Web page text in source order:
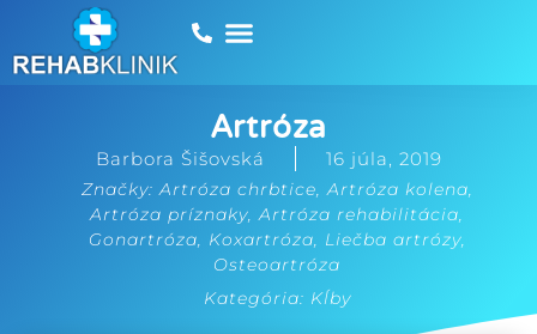
Artróza
Barbora Šišovská 16 júla, 2019
Značky:Artróza chrbtice,Artróza kolena,
Artróza príznaky,Artróza rehabilitácia,
Gonartróza, Koxartróza, Liečba artrózy,
Osteoartróza
Kategória: Kĺby